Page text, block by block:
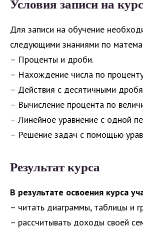
Условия записи на курс
Для записи на обучение
следующими знаниями по
– Проценты и дроби.
– Нахождение числа по
– Действия с десятичными
– Вычисление процента по
– Линейное уравнение с одной
– Решение задач с помощью
Результат курса
В результате освоения курса
– читать диаграммы, таблицы и
– рассчитывать доходы своей